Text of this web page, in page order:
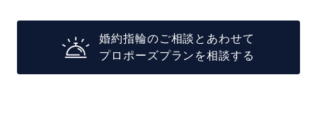
婚約指輪のご相談とあわせて
プロポーズプランを相談する